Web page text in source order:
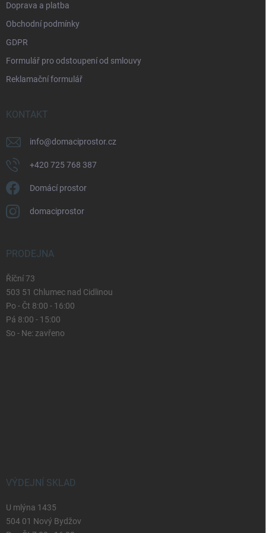
Doprava a platba
Obchodní podmínky
GDPR
Formulář pro odstoupení od smlouvy
Reklamační formulář
KONTAKT
info@domaciprostor.cz
+420 725 768 387
Domácí prostor
domaciprostor
PRODEJNA
Říční 73
503 51 Chlumec nad Cidlinou
Po - Čt 8:00 - 16:00
Pá 8:00 - 15:00
So - Ne: zavřeno
VÝDEJNÍ SKLAD
U mlýna 1435
504 01 Nový Bydžov